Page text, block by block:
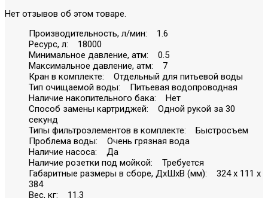
Нет отзывов об этом товаре.
Производительность, л/мин: 1.6
Ресурс, л: 18000
Минимальное давление, атм: 0.5
Максимальное давление, атм: 7
Кран в комплекте: Отдельный для питьевой воды
Тип очищаемой воды: Питьевая водопроводная
Наличие накопительного бака: Нет
Способ замены картриджей: Одной рукой за 30
секунд
Типы фильтроэлементов в комплекте: Быстросъем
Проблема воды: Очень грязная вода
Наличие насоса: Да
Наличие розетки под мойкой: Требуется
Габаритные размеры в сборе, ДхШхВ (мм): 324 x 111 x
384
Вес, кг: 11.3